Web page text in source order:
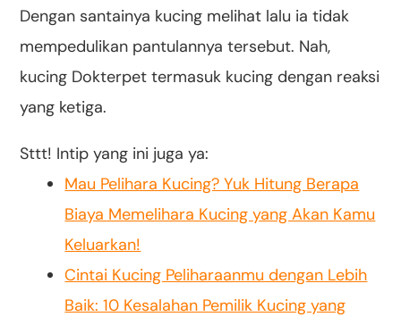
Dengan santainya kucing melihat lalu ia tidak
mempedulikan pantulannya tersebut. Nah,
kucing Dokterpet termasuk kucing dengan reaksi
yang ketiga.
Sttt! Intip yang ini juga ya:
Mau Pelihara Kucing? Yuk Hitung Berapa
Biaya Memelihara Kucing yang Akan Kamu
Keluarkan!
Cintai Kucing Peliharaanmu dengan Lebih
Baik: 10 Kesalahan Pemilik Kucing yang